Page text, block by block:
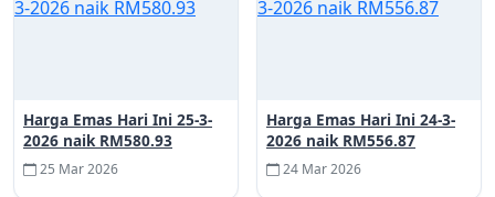
Harga Emas Hari Ini 25-3-
2026 naik RM580.93
25 Mar 2026
Harga Emas Hari Ini 24-3-
2026 naik RM556.87
24 Mar 2026